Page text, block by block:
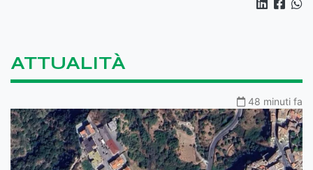
ATTUALITÀ
48 minuti fa